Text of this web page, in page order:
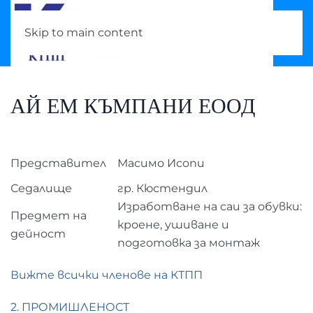
Skip to main content
АЙ ЕМ КЪМПАНИ ЕООД
Представител
Масимо Исопи
Седалище
гр. Кюстендил
Предмет на
дейност
Изработване на саи за обувки:
кроене, ушиване и
подготовка за монтаж
Вижте всички членове на КТПП
2. ПРОМИШЛЕНОСТ